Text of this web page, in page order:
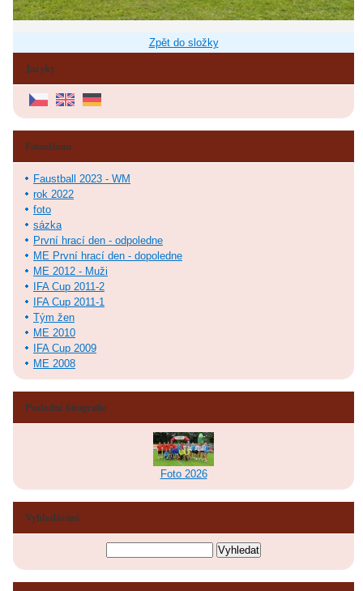
Zpět do složky
Jazyky
Fotoalbum
Faustball 2023 - WM
rok 2022
foto
sázka
První hrací den - odpoledne
ME První hrací den - dopoledne
ME 2012 - Muži
IFA Cup 2011-2
IFA Cup 2011-1
Tým žen
ME 2010
IFA Cup 2009
ME 2008
Poslední fotografie
Foto 2026
Vyhledávání